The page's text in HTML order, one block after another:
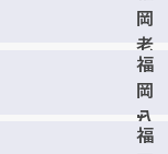
U
O
K
A
B
L
店
岡
老
司
店
福
岡
八
田
福